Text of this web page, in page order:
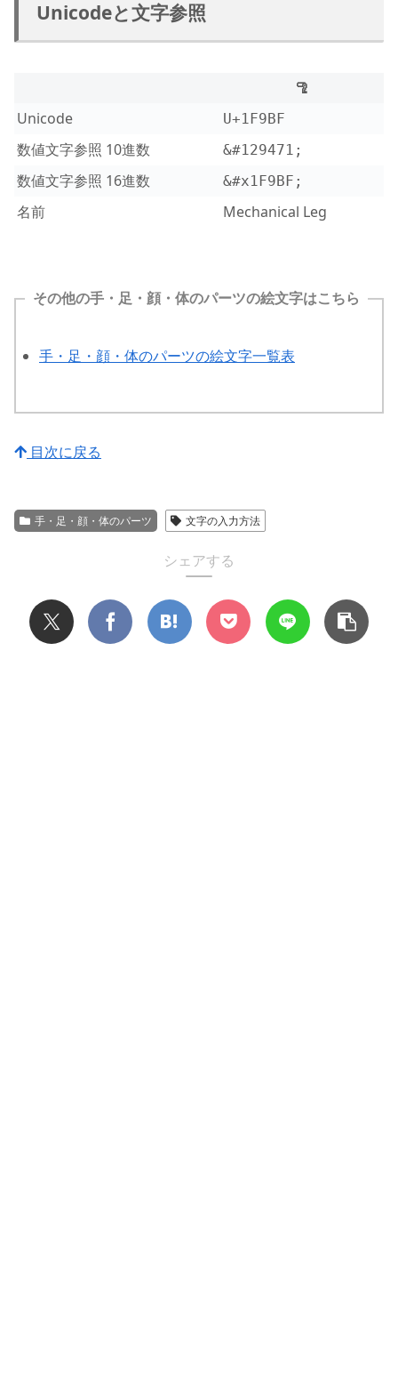
Unicodeと文字参照
🦿
Unicode
U+1F9BF
数値文字参照 10進数 &#129471;
数値文字参照 16進数 &#x1F9BF;
名前 Mechanical Leg
その他の手・足・顔・体のパーツの絵文字はこちら
手・足・顔・体のパーツの絵文字一覧表
目次に戻る
手・足・顔・体のパーツ 文字の入力方法
シェアする